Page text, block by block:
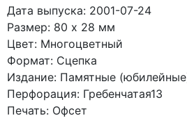
Дата выпуска: 2001-07-24
Размер: 80 x 28 мм
Цвет: Многоцветный
Формат: Сцепка
Издание: Памятные
Перфорация: Гребенчатая13
Печать: Офсет